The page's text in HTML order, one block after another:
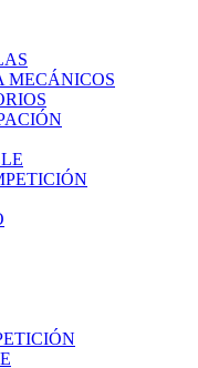
MECÁNICOS